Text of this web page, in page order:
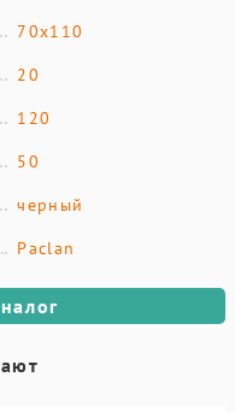
70х110
20
120
50
черный
Paclan